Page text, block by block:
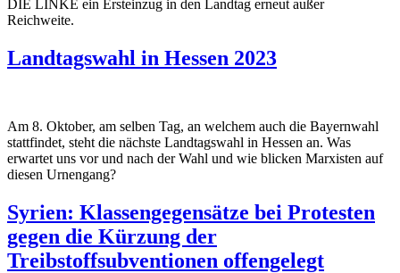
DIE LINKE ein Ersteinzug in den Landtag erneut außer
Reichweite.
Landtagswahl in Hessen 2023
Am 8. Oktober, am selben Tag, an welchem auch die Bayernwahl
stattfindet, steht die nächste Landtagswahl in Hessen an. Was
erwartet uns vor und nach der Wahl und wie blicken Marxisten auf
diesen Urnengang?
Syrien: Klassengegensätze bei Protesten
gegen die Kürzung der
Treibstoffsubventionen offengelegt